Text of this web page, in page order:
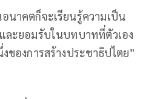
นาคตก็จะเรียนรู้ความเป็น
ะยอมรับในบทบาทที่ตัวเอง
ของการสร้างประชาธิปไตย”